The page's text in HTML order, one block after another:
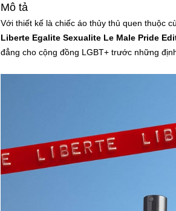
Mô tả
Với thiết kế là chiếc áo thủy thủ quen thuộc
Liberte Egalite Sexualite Le Male Pride
đẳng cho cộng đồng LGBT+ trước những